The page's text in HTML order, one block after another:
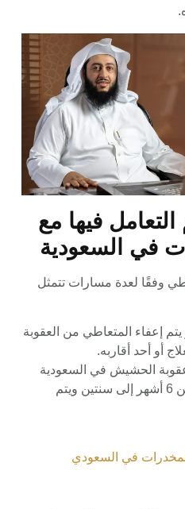
التعامل فيها مع
في السعودية
وفقًا لعدة مسارات تتمثل
يتم إعفاء المتعاطي من العقوبة
أو أحد أقاربه.
عقوبة الحشيش في السعودية
بالسجن لفترة تتراوح من 6 أشهر إلى سنتين ويتم
في السعودي